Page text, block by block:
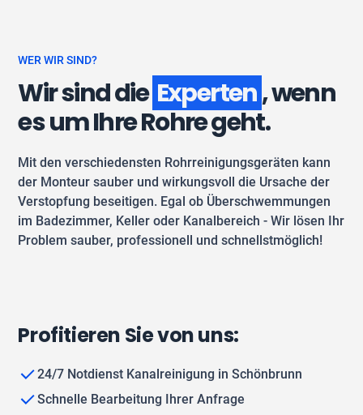
WER WIR SIND?
Wir sind die Experten, wenn
es um Ihre Rohre geht.
Mit den verschiedensten Rohrreinigungsgeräten kann
der Monteur sauber und wirkungsvoll die Ursache der
Verstopfung beseitigen. Egal ob Überschwemmungen
im Badezimmer, Keller oder Kanalbereich - Wir lösen Ihr
Problem sauber, professionell und schnellstmöglich!
Profitieren Sie von uns:
24/7 Notdienst Kanalreinigung in Schönbrunn
Schnelle Bearbeitung Ihrer Anfrage